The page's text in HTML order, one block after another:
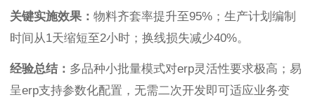
关键实施效果： 物料齐套率提升至95%；生产计划编制
时间从1天缩短至2小时；换线损失减少40%。
经验总结： 多品种小批量模式对erp灵活性要求极高；易
呈erp支持参数化配置，无需二次开发即可适应业务变